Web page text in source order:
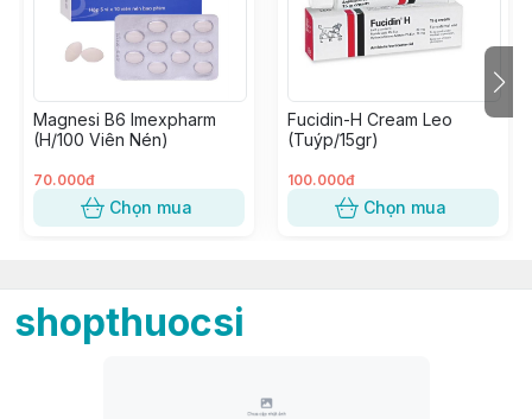
Magnesi B6 Imexpharm
(H/100 Viên Nén)
70.000đ
Chọn mua
Fucidin-H Cream Leo
(Tuýp/15gr)
100.000đ
Chọn mua
shopthuocsi